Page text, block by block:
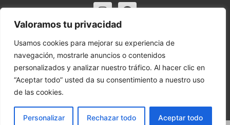
Valoramos tu privacidad
Usamos cookies para mejorar su experiencia de
navegación, mostrarle anuncios o contenidos
personalizados y analizar nuestro tráfico. Al hacer clic en
“Aceptar todo” usted da su consentimiento a nuestro uso
de las cookies.
Personalizar Rechazar todo Aceptar todo
Horario:
Lun-Vie de 10:00-13:30 y 17:00-20:00 – Sáb de
10:00-13:30
Orient Express | Copyright 2021 © Todos los derechos